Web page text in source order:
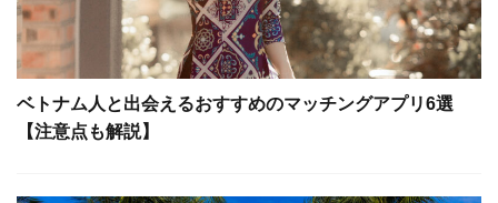
ベトナム人と出会えるおすすめのマッチングアプリ6選
【注意点も解説】